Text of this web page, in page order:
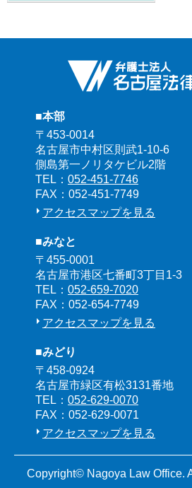
■本部
〒453-0014
名古屋市中村区則武1-10-6
側島第一ノリタケビル2階
TEL： 052-451-7746
FAX：052-451-7749
アクセスマップを見る
■みなと
〒455-0001
名古屋市港区七番町3丁目1-3
TEL： 052-659-7020
FAX：052-654-7749
アクセスマップを見る
■みどり
〒458-0924
名古屋市緑区有松3131番地
TEL： 052-629-0070
FAX：052-629-0071
アクセスマップを見る
Copyright© Nagoya Law Office.